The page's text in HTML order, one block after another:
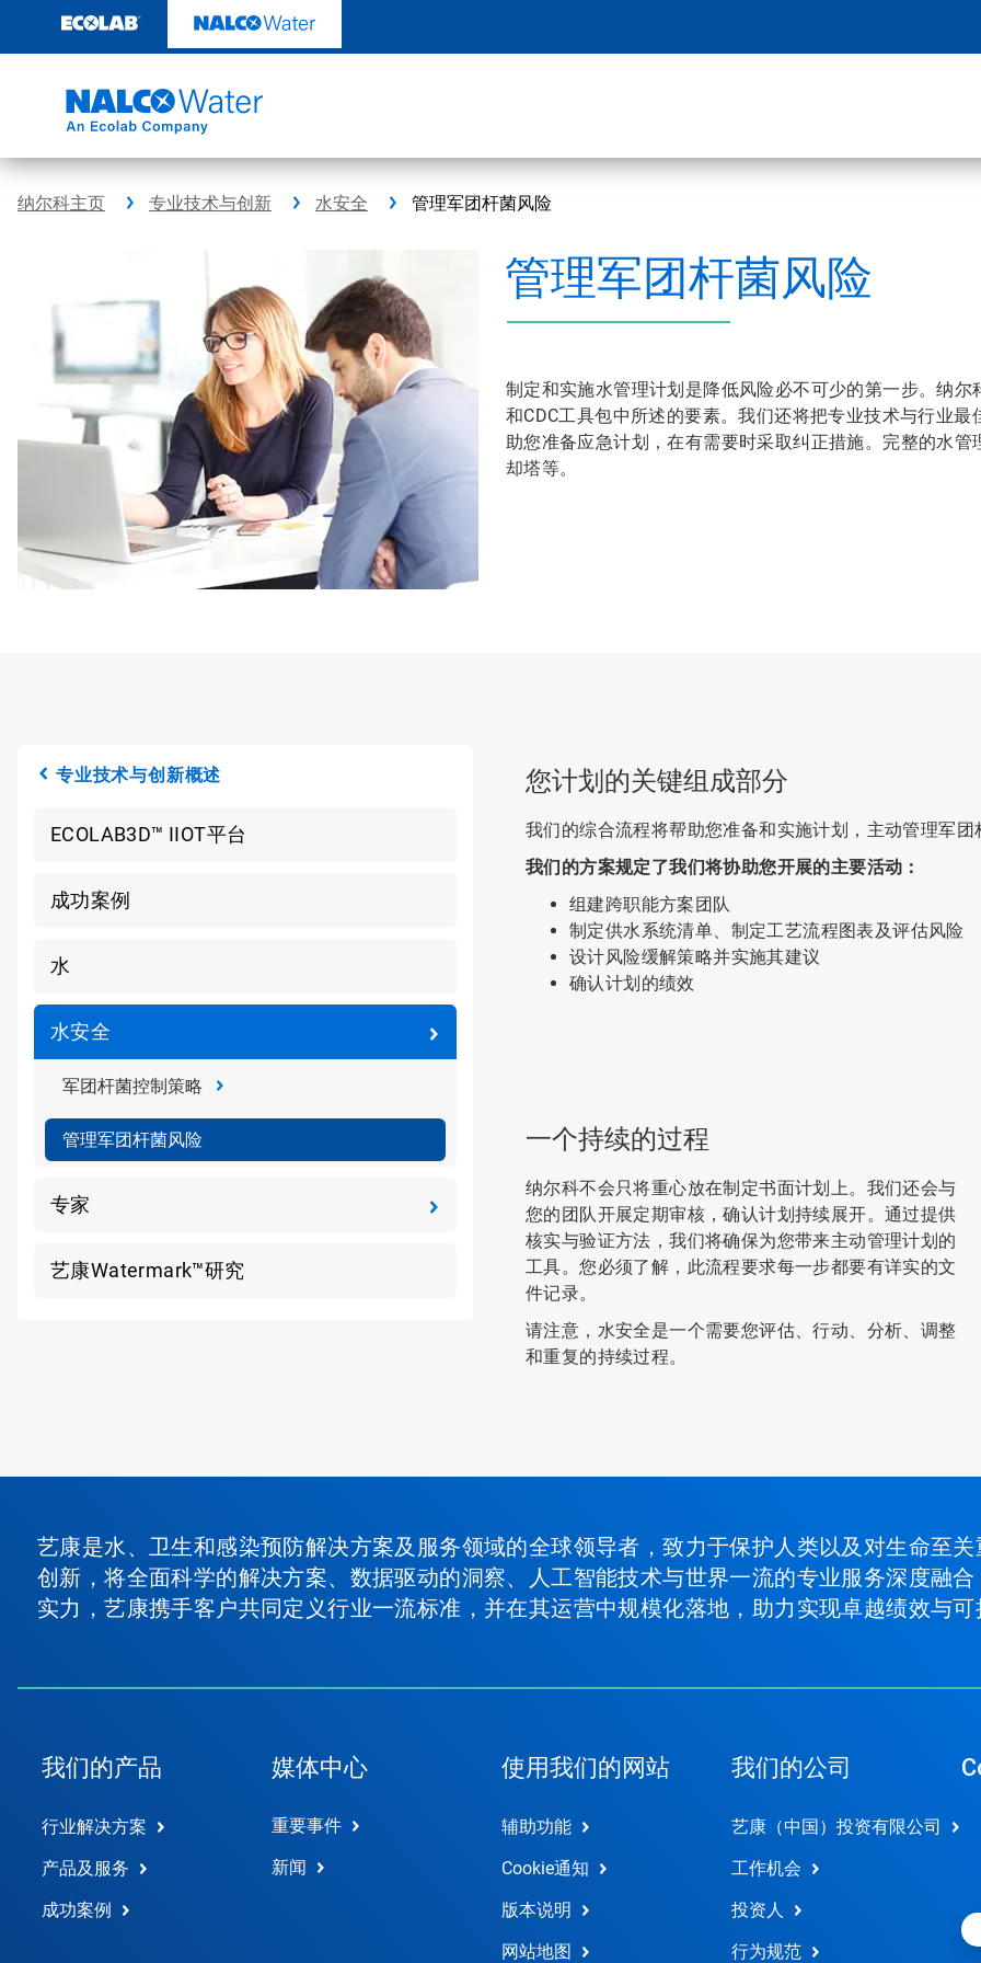
至
纳尔科主页 专业技术与创新 水安全 管理军团杆菌风险
管理军团杆菌风险
制定和实施水管理计划是降低风险必不可少的第一步。纳
和CDC工具包中所述的要素。我们还将把专业技术与行业
助您准备应急计划，在有需要时采取纠正措施。完整的水
却塔等。
专业技术与创新概述
ECOLAB3D™ IIOT平台
成功案例
水
水安全
军团杆菌控制策略
管理军团杆菌风险
专家
艺康Watermark™研究
您计划的关键组成部分
我们的综合流程将帮助您准备和实施计划，主动管理军团
我们的方案规定了我们将协助您开展的主要活动：
组建跨职能方案团队
制定供水系统清单、制定工艺流程图表及评估风险
设计风险缓解策略并实施其建议
确认计划的绩效
一个持续的过程
纳尔科不会只将重心放在制定书面计划上。我们还会与
您的团队开展定期审核，确认计划持续展开。通过提供
核实与验证方法，我们将确保为您带来主动管理计划的
工具。您必须了解，此流程要求每一步都要有详实的文
件记录。
请注意，水安全是一个需要您评估、行动、分析、调整
和重复的持续过程。
艺康是水、卫生和感染预防解决方案及服务领域的全球领导者，致力于保护人类以及对生命至
创新，将全面科学的解决方案、数据驱动的洞察、人工智能技术与世界一流的专业服务深度融
实力，艺康携手客户共同定义行业一流标准，并在其运营中规模化落地，助力实现卓越绩效与可
我们的产品
行业解决方案
产品及服务
成功案例
媒体中心
重要事件
新闻
使用我们的网站
辅助功能
Cookie通知
版本说明
网站地图
我们的公司
艺康（中国）投资有限公司
工作机会
投资人
行为规范